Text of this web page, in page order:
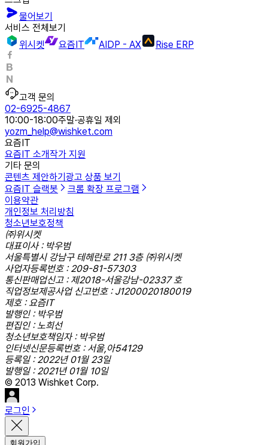
물어보기
서비스 전체보기
위시켓
요즘IT AIDP - AX Rise ERP
고객 문의
02-6925-4867
10:00-18:00주말·공휴일 제외
yozm_help@wishket.com
요즘IT
요즘IT 소개작가 지원
기타 문의
콘텐츠 제안하기 광고 상품 보기
요즘IT 슬랙봇
크롬 확장 프로그램
이용약관
개인정보 처리방침
청소년보호정책
㈜위시켓
대표이사 : 박우범
서울특별시 강남구 테헤란로 211 3층 ㈜위시켓
사업자등록번호 : 209-81-57303
통신판매업신고 : 제2018-서울강남-02337 호
직업정보제공사업 신고번호 : J1200020180019
제호 : 요즘IT
발행인 : 박우범
편집인 : 노희선
청소년보호책임자 : 박우범
인터넷신문등록번호 : 서울,아54129
등록일 : 2022년 01월 23일
발행일 : 2021년 01월 10일
© 2013 Wishket Corp.
로그인
회원가입